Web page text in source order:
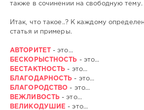
также в сочинении на свободную тему.
Итак, что такое..? К каждому
статья и примеры.
АВТОРИТЕТ
- это...
БЕСКОРЫСТНОСТЬ - это...
БЕСТАКТНОСТЬ- это...
БЛАГОДАРНОСТЬ - это...
БЛАГОРОДСТВО- это...
ВЕЖЛИВОСТЬ- это...
ВЕЛИКОДУШИЕ- это...